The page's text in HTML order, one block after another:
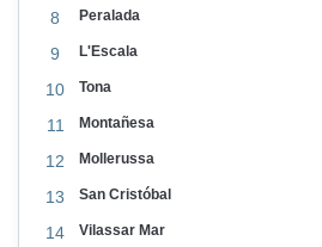
8 Peralada
9 L'Escala
10 Tona
11 Montañesa
12 Mollerussa
13 San Cristóbal
14 Vilassar Mar